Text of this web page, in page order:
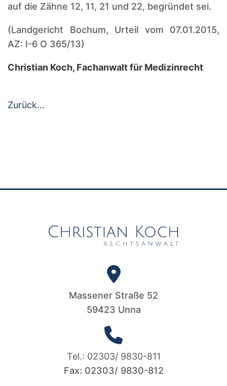
auf die Zähne 12, 11, 21 und 22, begründet sei.
(Landgericht Bochum, Urteil vom 07.01.2015,
AZ: I-6 O 365/13)
Christian Koch, Fachanwalt für Medizinrecht
Zurück...
Massener Straße 52
59423 Unna
Tel.: 02303/ 9830-811
Fax: 02303/ 9830-812